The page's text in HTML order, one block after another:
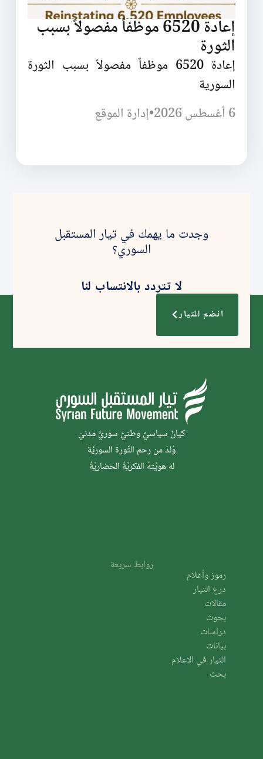
إعادة 6520 موظفاً مفصولاً بسبب
الثورة
إعادة 6520 موظفاً مفصولاً بسبب الثورة
السورية
6 أغسطس 2026
•إدارة الموقع
وجدت ما يهمك في تيار المستقبل
السوري؟
لا تتردد بالانتساب لنا
انضم للتيار
كيانٌ سياسيٌّ وطنيٌّ سوريٌّ مدنيّ
وُلدَ من رحم الثَّورة السوريَّة
له هويَّتهُ الفكريَّةُ الحضاريَّةُ
روابط سريعة
رموز وأعلام
درع التيار
مقالات
بحوث
دراسات
بيانات
التيار في الإعلام
بحث